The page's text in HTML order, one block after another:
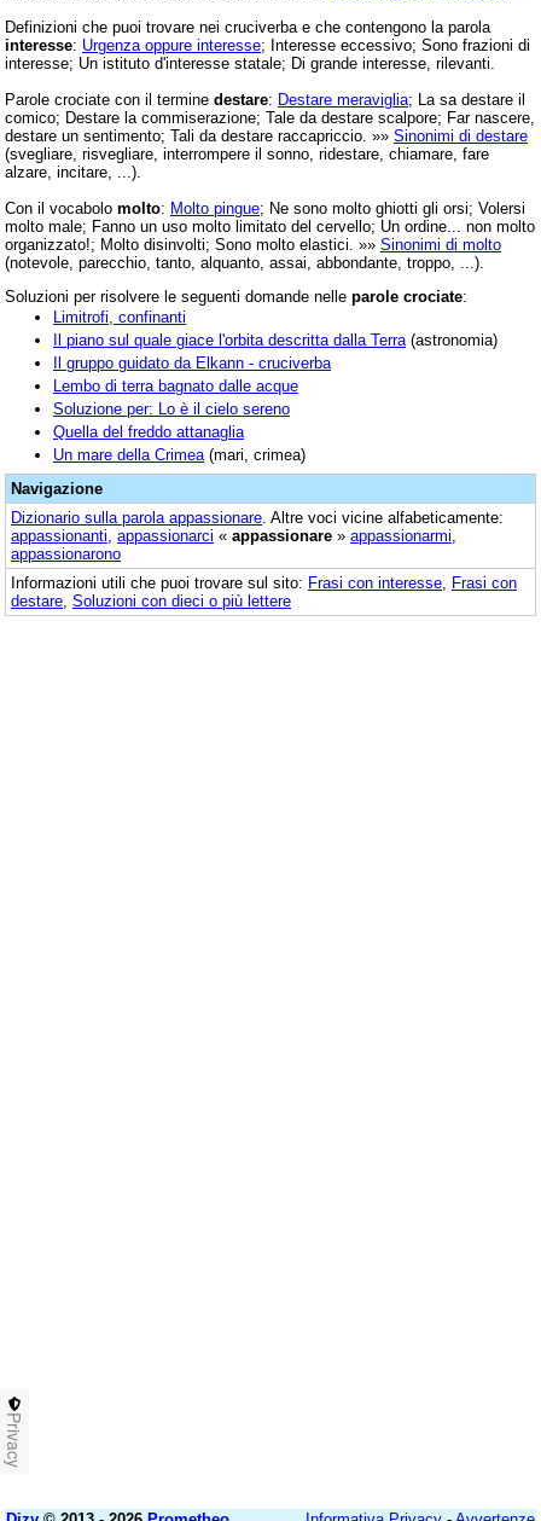
Definizioni che puoi trovare nei cruciverba e che contengono la parola
interesse: Urgenza oppure interesse; Interesse eccessivo; Sono frazioni di
interesse; Un istituto d'interesse statale; Di grande interesse, rilevanti.
Parole crociate con il termine destare: Destare meraviglia; La sa destare il
comico; Destare la commiserazione; Tale da destare scalpore; Far nascere,
destare un sentimento; Tali da destare raccapriccio. »» Sinonimi di destare
(svegliare, risvegliare, interrompere il sonno, ridestare, chiamare, fare
alzare, incitare, ...).
Con il vocabolo molto: Molto pingue; Ne sono molto ghiotti gli orsi; Volersi
molto male; Fanno un uso molto limitato del cervello; Un ordine... non molto
organizzato!; Molto disinvolti; Sono molto elastici. »» Sinonimi di molto
(notevole, parecchio, tanto, alquanto, assai, abbondante, troppo, ...).
Soluzioni per risolvere le seguenti domande nelle parole crociate:
Limitrofi, confinanti
Il piano sul quale giace l'orbita descritta dalla Terra (astronomia)
Il gruppo guidato da Elkann - cruciverba
Lembo di terra bagnato dalle acque
Soluzione per: Lo è il cielo sereno
Quella del freddo attanaglia
Un mare della Crimea (mari, crimea)
Navigazione
Dizionario sulla parola appassionare . Altre voci vicine alfabeticamente:
appassionanti appassionarci « appassionare » appassionarmi
appassionarono
Informazioni utili che puoi trovare sul sito: Frasi con interesse Frasi con
destare Soluzioni con dieci o più lettere
Privacy